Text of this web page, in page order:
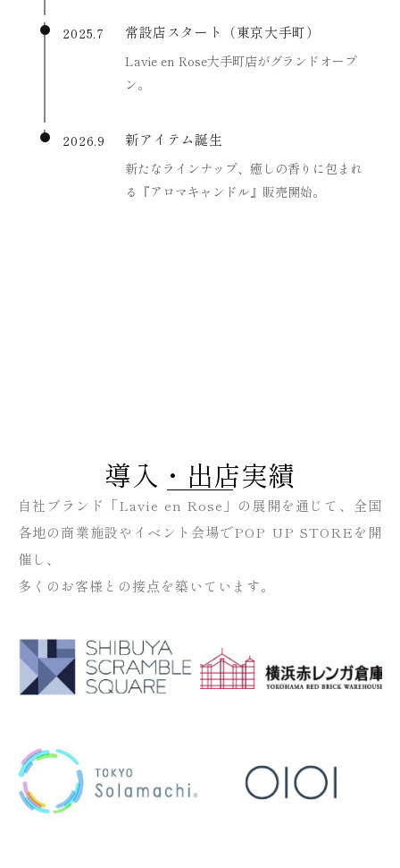
2025.7 常設店スタート（東京大手町）
Lavie en Rose大手町店がグランドオープ
ン。
2026.9 新アイテム誕生
新たなラインナップ、癒しの香りに包まれ
る『アロマキャンドル』販売開始。
導入・出店実績
自社ブランド「Lavie en Rose」の展開を通じて、全国
各地の商業施設やイベント会場でPOP UP STOREを開
催し、
多くのお客様との接点を築いています。